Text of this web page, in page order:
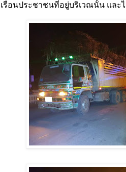
เรือนประชาชนที่อยู่บริเวณนั้น และ